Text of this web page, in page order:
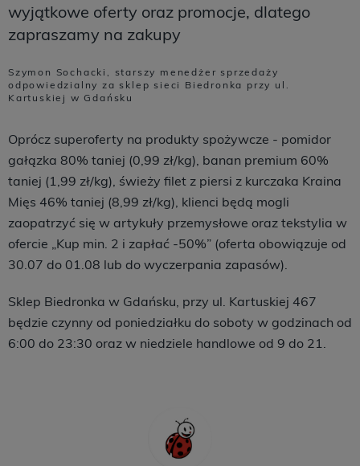
wyjątkowe oferty oraz promocje, dlatego
zapraszamy na zakupy
Szymon Sochacki, starszy menedżer sprzedaży
odpowiedzialny za sklep sieci Biedronka przy ul.
Kartuskiej w Gdańsku
Oprócz superoferty na produkty spożywcze - pomidor
gałązka 80% taniej (0,99 zł/kg), banan premium 60%
taniej (1,99 zł/kg), świeży filet z piersi z kurczaka Kraina
Mięs 46% taniej (8,99 zł/kg), klienci będą mogli
zaopatrzyć się w artykuły przemysłowe oraz tekstylia w
ofercie „Kup min. 2 i zapłać -50%” (oferta obowiązuje od
30.07 do 01.08 lub do wyczerpania zapasów).
Sklep Biedronka w Gdańsku, przy ul. Kartuskiej 467
będzie czynny od poniedziałku do soboty w godzinach od
6:00 do 23:30 oraz w niedziele handlowe od 9 do 21.